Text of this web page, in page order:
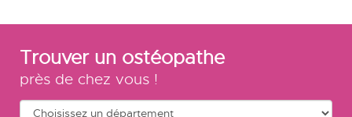
Trouver un ostéopathe
près de chez vous !